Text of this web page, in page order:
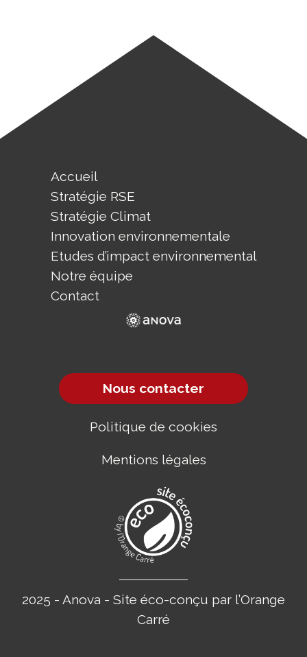
Accueil
Stratégie RSE
Stratégie Climat
Innovation environnementale
Etudes d’impact environnemental
Notre équipe
Contact
Nous contacter
Politique de cookies
Mentions légales
2025 - Anova - Site éco-conçu par l’Orange
Carré